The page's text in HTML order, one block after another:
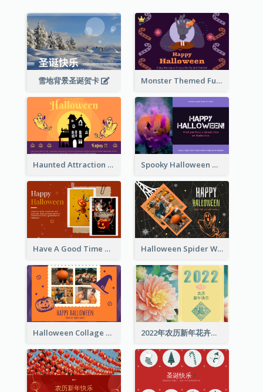
雪地背景圣诞贺卡 Monster Themed Fun Halloween Greeting Card
Haunted Attraction Themed Halloween Card Spooky Halloween Greeting Card
Have A Good Time This Halloween Greeting Card Halloween Spider Web Greeting Card
Halloween Collage Greeting Card 2022年农历新年花卉照片贺卡